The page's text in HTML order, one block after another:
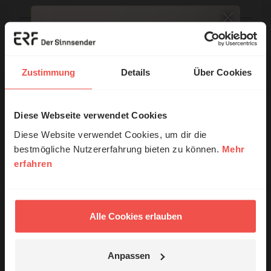
Zustimmung Details Über Cookies
Diese Webseite verwendet Cookies
Diese Website verwendet Cookies, um dir die
bestmögliche Nutzererfahrung bieten zu können. Mehr
erfahren
Alle Cookies erlauben
Anpassen
E-Mail:
Die E-Mail-Adresse wird nicht veröffentlicht.
Meinen Kommentar nicht öffentlich teilen.
Verbesserung unseres Online-Angebots
Datenschutzerklärung.
© Ruth Schneider / ERF